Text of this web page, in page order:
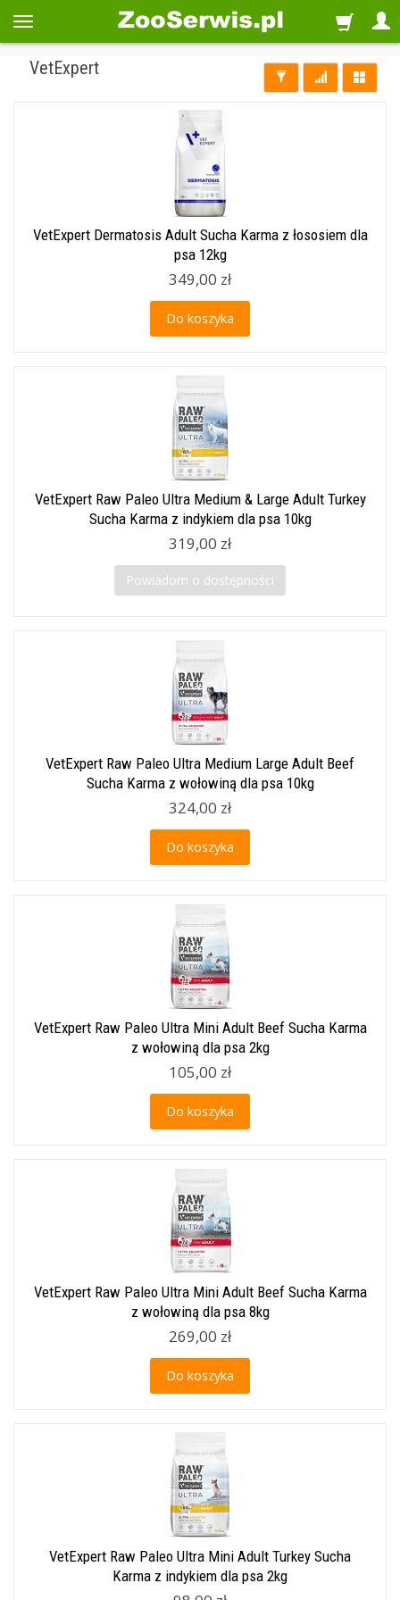
VetExpert
VetExpert Dermatosis Adult Sucha Karma z łososiem dla
psa 12kg
349,00 zł
Do koszyka
VetExpert Raw Paleo Ultra Medium & Large Adult Turkey
Sucha Karma z indykiem dla psa 10kg
319,00 zł
Powiadom o dostępności
VetExpert Raw Paleo Ultra Medium Large Adult Beef
Sucha Karma z wołowiną dla psa 10kg
324,00 zł
Do koszyka
VetExpert Raw Paleo Ultra Mini Adult Beef Sucha Karma
z wołowiną dla psa 2kg
105,00 zł
Do koszyka
VetExpert Raw Paleo Ultra Mini Adult Beef Sucha Karma
z wołowiną dla psa 8kg
269,00 zł
Do koszyka
VetExpert Raw Paleo Ultra Mini Adult Turkey Sucha
Karma z indykiem dla psa 2kg